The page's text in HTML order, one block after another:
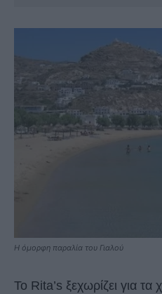
Η όμορφη παραλία του Γιαλού
Το Rita’s ξεχωρίζει για τα